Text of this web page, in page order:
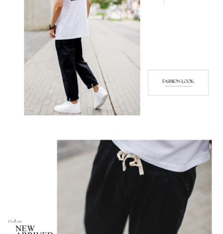
請求用戶進行身份認證。
５．嚴禁一人註冊多個帳號或使用他人資訊註冊。若發現惡意使用之情形，
恩沛科技股份有限公司將有權停止該用戶之使用額度並採取法律行動。